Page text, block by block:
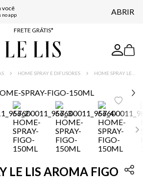
você
no app ABRIR
ENTREGA EXPRESSA*
FRETE GRÁTIS*
BAIXE O APP
HOME SPRAY E DIFUSORES
LE LIS AROMA FIGO